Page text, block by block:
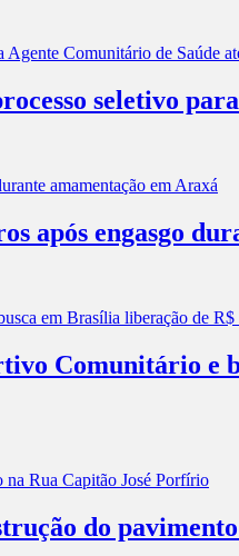
seletivo
após engasgo
Comunitário e
do